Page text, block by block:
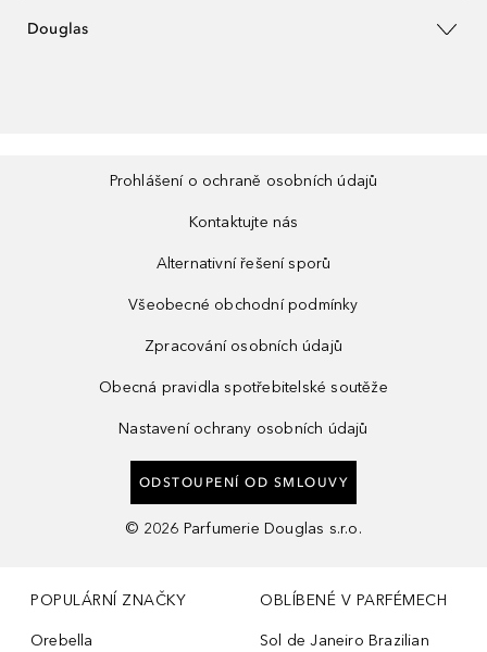
Douglas
Prohlášení o ochraně osobních údajů
Kontaktujte nás
Alternativní řešení sporů
Všeobecné obchodní podmínky
Zpracování osobních údajů
Obecná pravidla spotřebitelské soutěže
Nastavení ochrany osobních údajů
ODSTOUPENÍ OD SMLOUVY
© 2026 Parfumerie Douglas s.r.o.
POPULÁRNÍ ZNAČKY
Orebella
OBLÍBENÉ V PARFÉMECH
Sol de Janeiro Brazilian